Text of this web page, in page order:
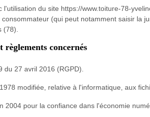
l'utilisation du site https://www.toiture-78-
(qui peut notamment saisir la
(78).
règlements concernés
du 27 avril 2016 (RGPD).
modifiée, relative à l'informatique, aux
2004 pour la confiance dans l'économie